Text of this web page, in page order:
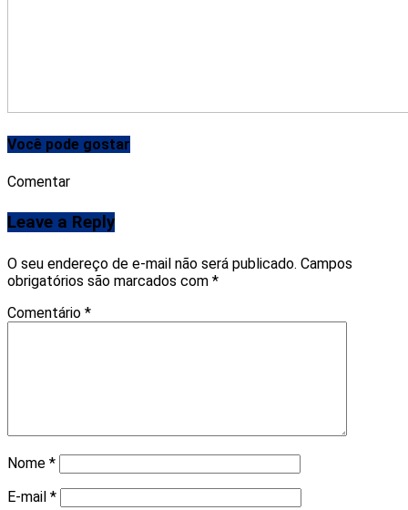
Você pode gostar
Comentar
Leave a Reply
O seu endereço de e-mail não será publicado. Campos
obrigatórios são marcados com *
Comentário *
Nome *
E-mail *